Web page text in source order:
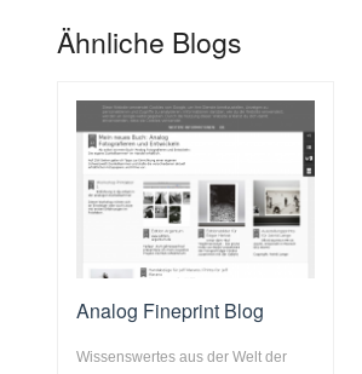
Ähnliche Blogs
Analog Fineprint Blog
Wissenswertes aus der Welt der